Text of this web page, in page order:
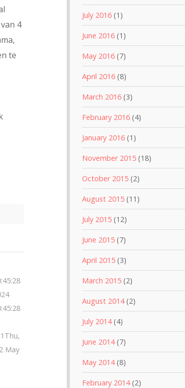
4
te
May
July 2016(1)
June 2016(1)
May 2016(7)
April 2016(8)
March 2016(3)
February 2016(4)
January 2016(1)
November 2015(18)
October 2015(2)
August 2015(11)
July 2015(12)
June 2015(7)
April 2015(3)
March 2015(2)
August 2014(2)
July 2014(4)
June 2014(7)
May 2014(8)
February 2014(2)